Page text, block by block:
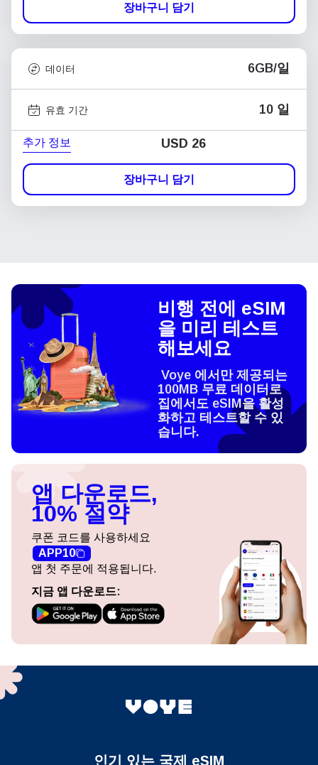
장바구니 담기
데이터 6GB/일
유효 기간 10 일
추가 정보 USD 26
장바구니 담기
비행 전에 eSIM
을 미리 테스트
해보세요
Voye 에서만 제공되는
100MB 무료 데이터로
집에서도 eSIM을 활성
화하고 테스트할 수 있
습니다.
앱 다운로드,
10% 절약
쿠폰 코드를 사용하세요
APP10
앱 첫 주문에 적용됩니다.
지금 앱 다운로드:
인기 있는 국제 eSIM